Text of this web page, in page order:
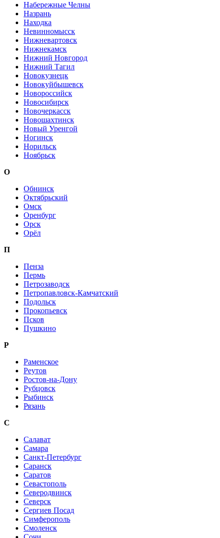
Набережные Челны
Назрань
Находка
Невинномысск
Нижневартовск
Нижнекамск
Нижний Новгород
Нижний Тагил
Новокузнецк
Новокуйбышевск
Новороссийск
Новосибирск
Новочеркасск
Новошахтинск
Новый Уренгой
Ногинск
Норильск
Ноябрьск
О
Обнинск
Октябрьский
Омск
Оренбург
Орск
Орёл
П
Пенза
Пермь
Петрозаводск
Петропавловск-Камчатский
Подольск
Прокопьевск
Псков
Пушкино
Р
Раменское
Реутов
Ростов-на-Дону
Рубцовск
Рыбинск
Рязань
С
Салават
Самара
Санкт-Петербург
Саранск
Саратов
Севастополь
Северодвинск
Северск
Сергиев Посад
Симферополь
Смоленск